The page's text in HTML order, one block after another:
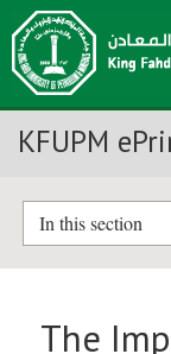
KFUPM
In this section
The